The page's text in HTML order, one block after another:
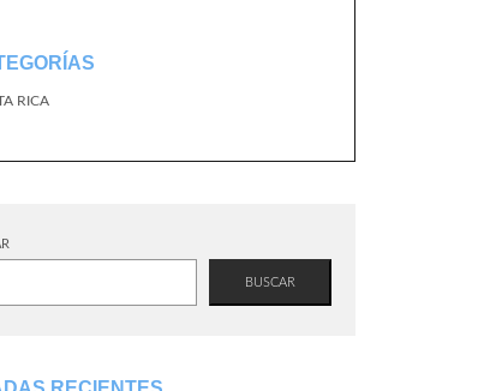
RICA
BUSCAR